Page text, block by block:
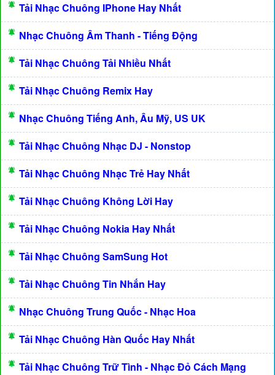
Tải Nhạc Chuông IPhone Hay Nhất
Nhạc Chuông Âm Thanh - Tiếng Động
Tải Nhạc Chuông Tải Nhiều Nhất
Tải Nhạc Chuông Remix Hay
Nhạc Chuông Tiếng Anh, Âu Mỹ, US UK
Tải Nhạc Chuông Nhạc DJ - Nonstop
Tải Nhạc Chuông Nhạc Trẻ Hay Nhất
Tải Nhạc Chuông Không Lời Hay
Tải Nhạc Chuông Nokia Hay Nhất
Tải Nhạc Chuông SamSung Hot
Tải Nhạc Chuông Tin Nhắn Hay
Nhạc Chuông Trung Quốc - Nhạc Hoa
Tải Nhạc Chuông Hàn Quốc Hay Nhất
Tải Nhạc Chuông Trữ Tình - Nhạc Đỏ Cách Mạng